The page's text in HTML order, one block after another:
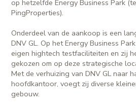
op hetzelfde Energy Business Park
PingProperties).
Onderdeel van de aankoop is een
DNV GL. Op het Energy Business
eigen hightech testfaciliteiten en zij
gekozen om op deze strategische
Met de verhuizing van DNV GL naar
hoofdkantoor, voegt zij diverse
gebouw.